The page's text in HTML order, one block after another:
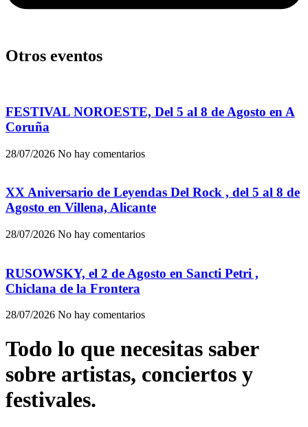
Otros eventos
FESTIVAL NOROESTE, Del 5 al 8 de Agosto en A
Coruña
28/07/2026 No hay comentarios
XX Aniversario de Leyendas Del Rock , del 5 al 8 de
Agosto en Villena, Alicante
28/07/2026 No hay comentarios
RUSOWSKY, el 2 de Agosto en Sancti Petri ,
Chiclana de la Frontera
28/07/2026 No hay comentarios
Todo lo que necesitas saber
sobre artistas, conciertos y
festivales.